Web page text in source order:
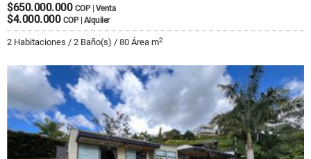
$650.000.000 COP | Venta
$4.000.000 COP | Alquiler
2 Habitaciones / 2 Baño(s) / 80 Área m2